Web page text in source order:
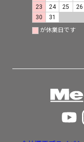
23
24 25 26
30
31
が休業日です